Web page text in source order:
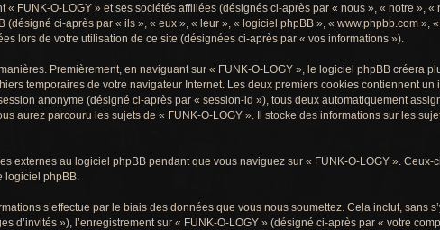
FUNK-O-LOGY » et ses sociétés affiliées (désignés ci-après par « nous », « notre », «
(désigné ci-après par « ils », « eux », « leur », « logiciel phpBB », « www.phpbb.com »,
lors de votre utilisation de ce site (désignées ci-après par « vos informations »).
Premièrement, en naviguant sur « FUNK-O-LOGY », le logiciel phpBB créera
temporaires de votre navigateur Internet. Les deux premiers cookies contiennent
anonyme (désigné ci-après par « session-id »), tous deux automatiquement
aurez parcouru les sujets de « FUNK-O-LOGY ». Il stocke des informations sur les
externes au logiciel phpBB pendant que vous naviguez sur « FUNK-O-LOGY ». Ceux-
logiciel phpBB.
s’effectue par le biais des données que vous nous soumettez. Cela inclut, sans
d’invités »), l’enregistrement sur « FUNK-O-LOGY » (désigné ci-après par « votre